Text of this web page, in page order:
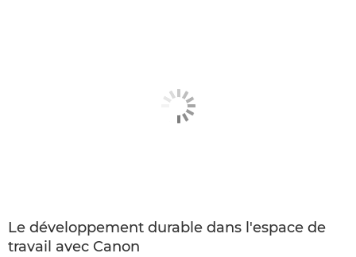
Le développement durable dans l'espace de
travail avec Canon